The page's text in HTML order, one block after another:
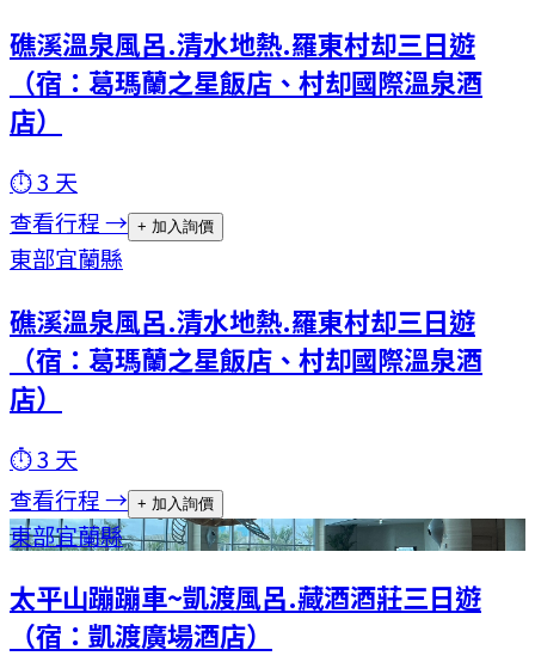
礁溪溫泉風呂.清水地熱.羅東村却三日遊
（宿：葛瑪蘭之星飯店、村却國際溫泉酒
店）
⏱3 天
查看行程 → + 加入詢價
東部宜蘭縣
礁溪溫泉風呂.清水地熱.羅東村却三日遊
（宿：葛瑪蘭之星飯店、村却國際溫泉酒
店）
⏱3 天
查看行程 → + 加入詢價
東部宜蘭縣
太平山蹦蹦車~凱渡風呂.藏酒酒莊三日遊
（宿：凱渡廣場酒店）